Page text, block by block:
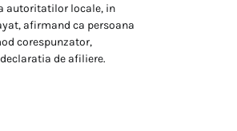
autoritatilor locale, in
afirmand ca persoana
corespunzator,
de afiliere.